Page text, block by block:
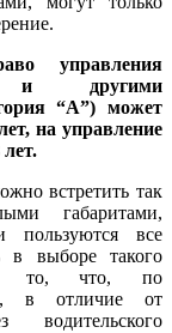
управления
и другими
“А”) может
на управление
встретить так
габаритами,
пользуются все
в выборе такого
и то, что, по
в отличие от